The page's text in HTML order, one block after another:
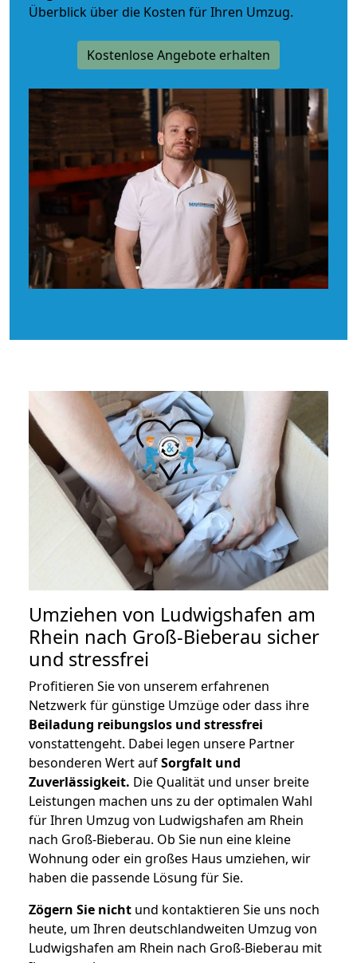
Überblick über die Kosten für Ihren Umzug.
Kostenlose Angebote erhalten
Umziehen von Ludwigshafen am
Rhein nach Groß-Bieberau sicher
und stressfrei
Profitieren Sie von unserem erfahrenen
Netzwerk für günstige Umzüge oder dass ihre
Beiladung reibungslos und stressfrei
vonstattengeht. Dabei legen unsere Partner
besonderen Wert aufSorgfalt und
Zuverlässigkeit. Die Qualität und unser breite
Leistungen machen uns zu der optimalen Wahl
für Ihren Umzug von Ludwigshafen am Rhein
nach Groß-Bieberau. Ob Sie nun eine kleine
Wohnung oder ein großes Haus umziehen, wir
haben die passende Lösung für Sie.
Zögern Sie nicht und kontaktieren Sie uns noch
heute, um Ihren deutschlandweiten Umzug von
Ludwigshafen am Rhein nach Groß-Bieberau mit